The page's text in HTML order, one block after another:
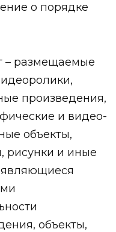
о порядке
– размещаемые
произведения,
и видео-
объекты,
рисунки и иные
являющиеся
объекты,